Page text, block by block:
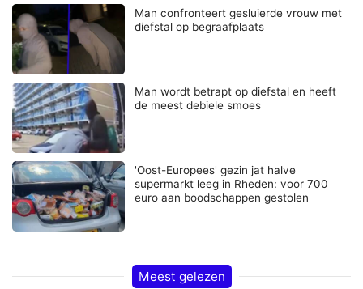
Man confronteert gesluierde vrouw met
diefstal op begraafplaats
Man wordt betrapt op diefstal en heeft
de meest debiele smoes
'Oost-Europees' gezin jat halve
supermarkt leeg in Rheden: voor 700
euro aan boodschappen gestolen
Meest gelezen